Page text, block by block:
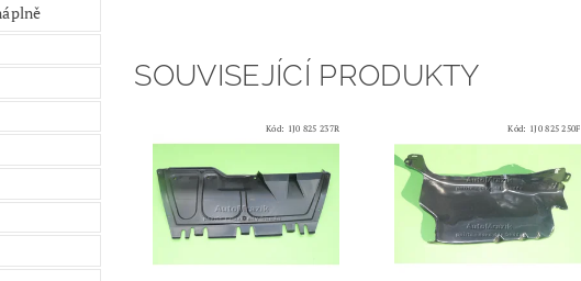
SOUVISEJÍCÍ PRODUKTY
Kód: 1J0 825 237R Kód: 1J0 825 250F